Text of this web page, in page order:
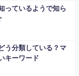
っているようで知ら
う分類している？マ
キーワード